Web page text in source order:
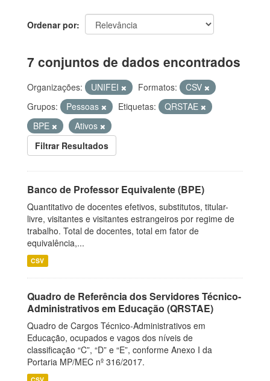
Ordenar por
7 conjuntos de dados encontrados
Organizações: UNIFEI Formatos:
CSV
Grupos:
Pessoas Etiquetas:
QRSTAE
BPE
Ativos
Filtrar Resultados
Banco de Professor Equivalente (BPE)
Quantitativo de docentes efetivos, substitutos, titular-
livre, visitantes e visitantes estrangeiros por regime de
trabalho. Total de docentes, total em fator de
equivalência,...
CSV
Quadro de Referência dos Servidores Técnico-
Administrativos em Educação (QRSTAE)
Quadro de Cargos Técnico-Administrativos em
Educação, ocupados e vagos dos níveis de
classificação “C”, “D” e “E”, conforme Anexo I da
Portaria MP/MEC nº 316/2017.